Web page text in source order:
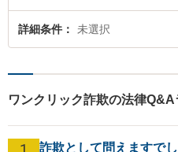
詳細条件 未選択
ワンクリック詐欺の法律
詐欺として問えますで